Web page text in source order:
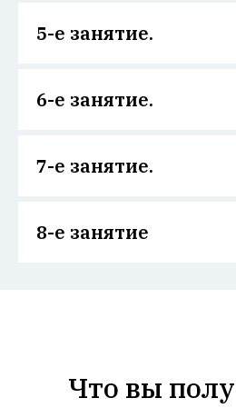
5-е занятие.
6-е занятие.
7-е занятие.
8-е занятие
Что вы